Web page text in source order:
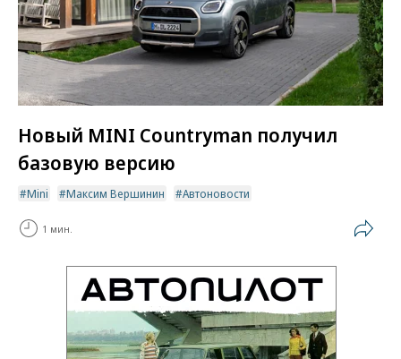
Новый MINI Countryman получил
базовую версию
Mini Максим Вершинин Автоновости
1 мин.